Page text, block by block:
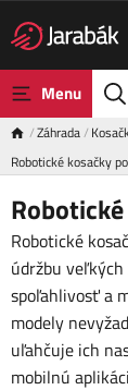
Menu
Záhrada
Robotické kosačky
Robotické
údržbu
spoľahlivosť a
modely
uľahčuje ich
mobilnú